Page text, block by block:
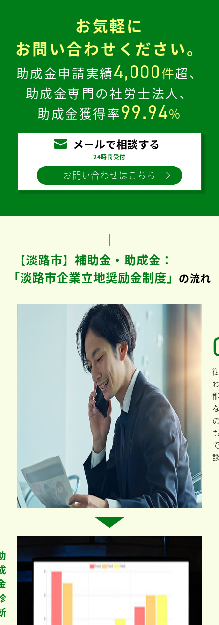
お気軽に
お問い合わせください。
助成金申請実績4,000件超、
助成金専門の社労士法人、
助成金獲得率99.94%
メールで相談する
24時間受付
お問い合わせはこちら
【淡路市】補助金・助成金：
「淡路市企業立地奨励金制度」 の流れ